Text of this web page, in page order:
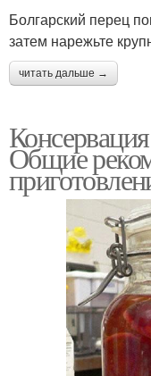
Болгарский перец
затем нарежьте
читать дальше →
Общие